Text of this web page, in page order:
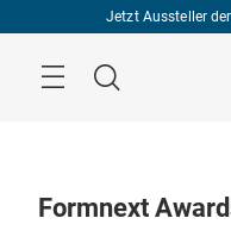
Jetzt Aussteller
Suche
Formnext